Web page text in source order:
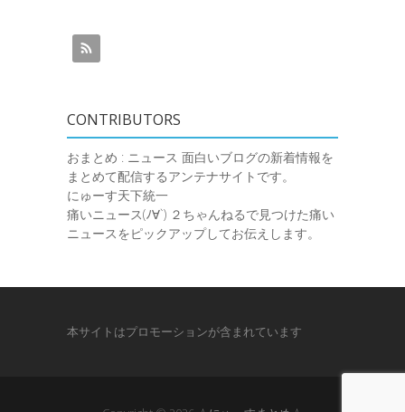
CONTRIBUTORS
おまとめ : ニュース 面白いブログの新着情報を
まとめて配信するアンテナサイトです。
にゅーす天下統一
痛いニュース(ﾉ∀`) ２ちゃんねるで見つけた痛い
ニュースをピックアップしてお伝えします。
本サイトはプロモーションが含まれています